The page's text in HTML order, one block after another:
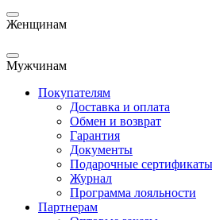
Женщинам
Мужчинам
Покупателям
Доставка и оплата
Обмен и возврат
Гарантия
Документы
Подарочные сертификаты
Журнал
Программа лояльности
Партнерам